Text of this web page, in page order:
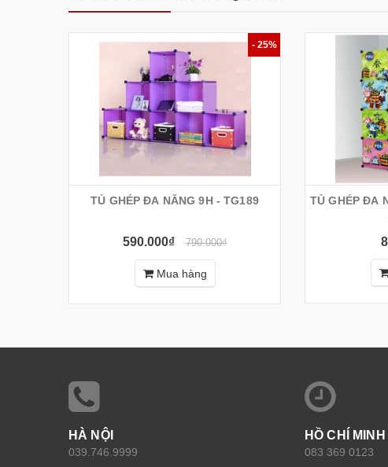
- 25%
TỦ GHÉP ĐA NĂNG 9H - TG189
590.000₫ 790.000₫
Mua hàng
TỦ GHÉP ĐA
HÀ NỘI
039.746.9999
HỒ CHÍ MINH
083 369 0123